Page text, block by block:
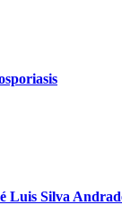
Luis Silva